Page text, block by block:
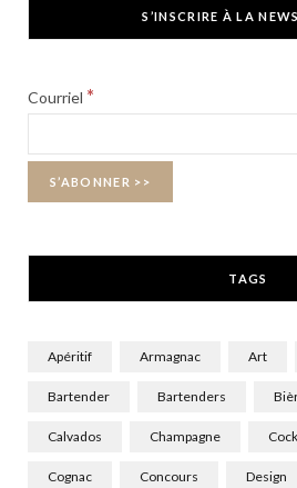
e w
S’INSCRIRE À LA
Courriel *
TAGS
Apéritif Armagnac Art
Bartender Bartenders
Calvados Champagne
Cognac Concours Design